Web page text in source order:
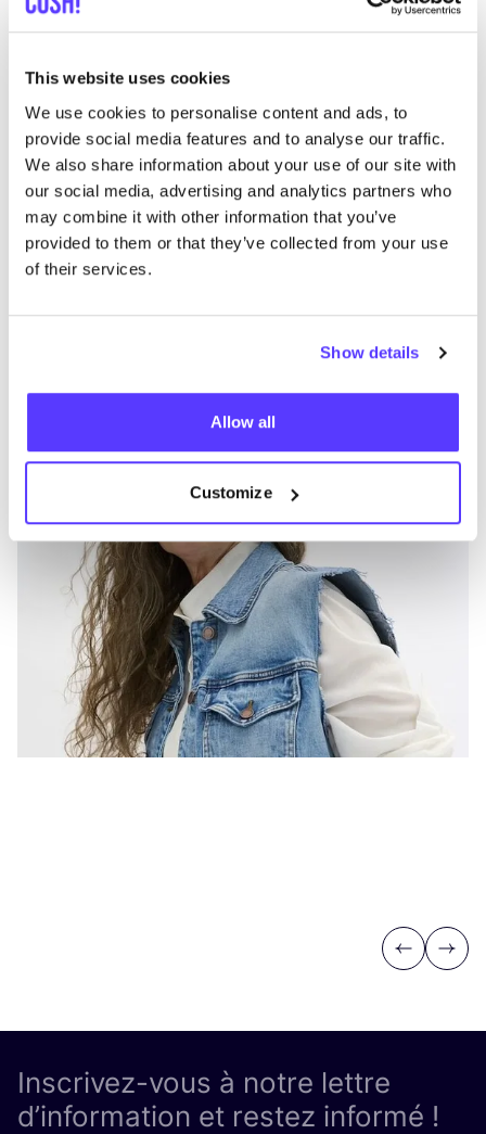
This website uses cookies
We use cookies to personalise content and ads, to
provide social media features and to analyse our traffic.
We also share information about your use of our site with
our social media, advertising and analytics partners who
may combine it with other information that you’ve
provided to them or that they’ve collected from your use
of their services.
Show details
Allow all
Customize
Autres marques
Previous
Next
Inscrivez-vous à notre lettre
d’information et restez informé !